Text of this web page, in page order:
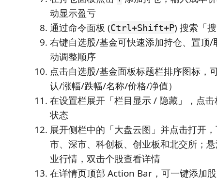
动显示盈亏
通过命令面板 (Ctrl+Shift+P) 搜索「
右键自选股/基金可快速添加持仓、置顶/
动调整顺序
点击自选股/基金面板标题栏排序图标，
认/涨幅/跌幅/名称/价格/净值）
在设置栏展开「栏目显示 / 隐藏」，点
状态
展开侧栏中的「大盘云图」并点击打开
市、深市、科创板、创业板和北交所；
业行情，双击个股查看详情
在详情页顶部 Action Bar，可一键添加